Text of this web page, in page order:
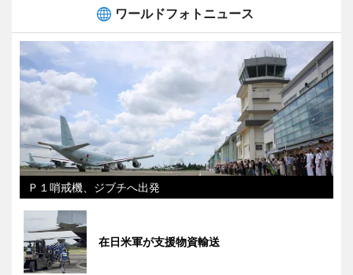
ワールドフォトニュース
Ｐ１哨戒機、ジブチへ出発
在日米軍が支援物資輸送